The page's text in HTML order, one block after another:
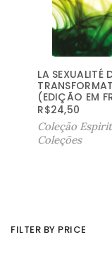
LA SEXUALITÉ
(EDIÇÃO EM
R$24,50
Coleção
Coleções
FILTER BY PRICE